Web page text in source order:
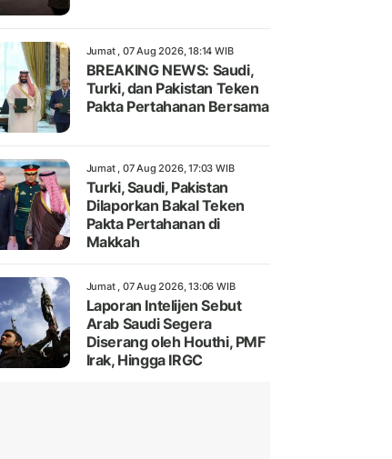
Jumat , 07 Aug 2026, 18:14 WIB
BREAKING NEWS: Saudi,
Turki, dan Pakistan Teken
Pakta Pertahanan Bersama
Jumat , 07 Aug 2026, 17:03 WIB
Turki, Saudi, Pakistan
Dilaporkan Bakal Teken
Pakta Pertahanan di
Makkah
Jumat , 07 Aug 2026, 13:06 WIB
Laporan Intelijen Sebut
Arab Saudi Segera
Diserang oleh Houthi, PMF
Irak, Hingga IRGC